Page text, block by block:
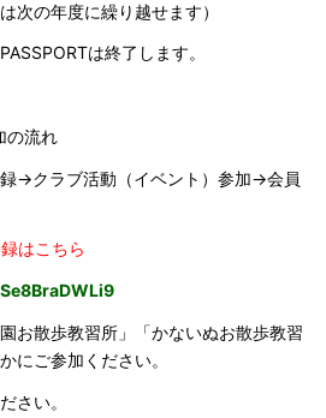
次の年度に繰り越せます）
は終了します。
流れ
→クラブ活動（イベント）参加→会員
はこちら
お散歩教習所」「かないぬお散歩教習
にご参加ください。
さい。